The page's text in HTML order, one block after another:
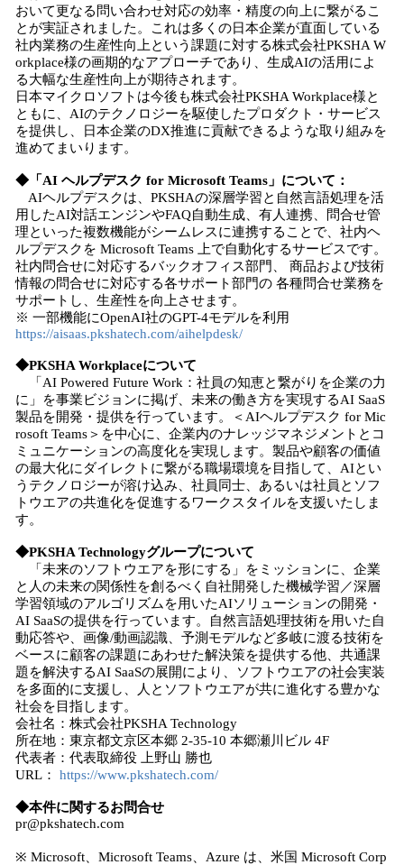
おいて更なる問い合わせ対応の効率・精度の向上に繋がるこ
とが実証されました。これは多くの日本企業が直面している
社内業務の生産性向上という課題に対する株式会社PKSHA W
orkplace様の画期的なアプローチであり、生成AIの活用によ
る大幅な生産性向上が期待されます。
日本マイクロソフトは今後も株式会社PKSHA Workplace様と
ともに、AIのテクノロジーを駆使したプロダクト・サービス
を提供し、日本企業のDX推進に貢献できるような取り組みを
進めてまいります。
◆「AI ヘルプデスク for Microsoft Teams」について：
AIヘルプデスクは、PKSHAの深層学習と自然言語処理を活
用したAI対話エンジンやFAQ自動生成、有人連携、問合せ管
理といった複数機能がシームレスに連携することで、社内ヘ
ルプデスクを Microsoft Teams 上で自動化するサービスです。
社内問合せに対応するバックオフィス部門、 商品および技術
情報の問合せに対応する各サポート部門の 各種問合せ業務を
サポートし、生産性を向上させます。
※ 一部機能にOpenAI社のGPT-4モデルを利用
https://aisaas.pkshatech.com/aihelpdesk/
◆PKSHA Workplaceについて
「AI Powered Future Work：社員の知恵と繋がりを企業の力
に」を事業ビジョンに掲げ、未来の働き方を実現するAI SaaS
製品を開発・提供を行っています。＜AIヘルプデスク for Mic
rosoft Teams＞を中心に、企業内のナレッジマネジメントとコ
ミュニケーションの高度化を実現します。製品や顧客の価値
の最大化にダイレクトに繋がる職場環境を目指して、AIとい
うテクノロジーが溶け込み、社員同士、あるいは社員とソフ
トウエアの共進化を促進するワークスタイルを支援いたしま
す。
◆PKSHA Technologyグループについて
「未来のソフトウエアを形にする」をミッションに、企業
と人の未来の関係性を創るべく自社開発した機械学習／深層
学習領域のアルゴリズムを用いたAIソリューションの開発・
AI SaaSの提供を行っています。自然言語処理技術を用いた自
動応答や、画像/動画認識、予測モデルなど多岐に渡る技術を
ベースに顧客の課題にあわせた解決策を提供する他、共通課
題を解決するAI SaaSの展開により、ソフトウエアの社会実装
を多面的に支援し、人とソフトウエアが共に進化する豊かな
社会を目指します。
会社名：株式会社PKSHA Technology
所在地：東京都文京区本郷 2-35-10 本郷瀬川ビル 4F
代表者：代表取締役 上野山 勝也
URL： https://www.pkshatech.com/
◆本件に関するお問合せ
pr@pkshatech.com
※ Microsoft、Microsoft Teams、Azure は、米国 Microsoft Corp